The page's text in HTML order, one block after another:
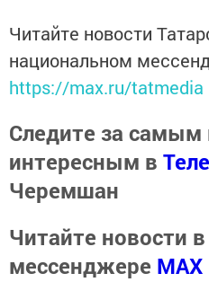
Читайте новости
национальном
https://max.ru/tatmedia
Следите за
интересным в
Черемшан
Читайте новости
мессенджере MАХ